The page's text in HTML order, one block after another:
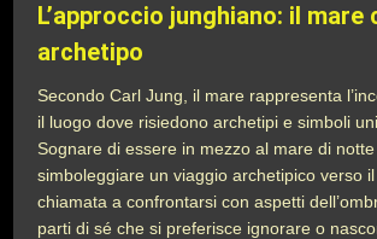
L’approccio junghiano: il mare
archetipo
Secondo Carl Jung, il mare rappresenta
il luogo dove risiedono archetipi e simboli
Sognare di essere in mezzo al mare di
simboleggiare un viaggio archetipico verso
chiamata a confrontarsi con aspetti
parti di sé che si preferisce ignorare o